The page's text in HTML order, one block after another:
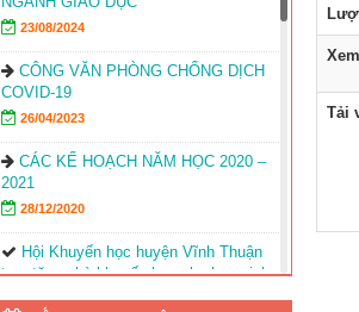
Tải
23/08/2024
CÔNG VĂN PHÒNG CHỐNG DỊCH
COVID-19
26/04/2023
CÁC KẾ HOẠCH NĂM HỌC 2020 –
2021
28/12/2020
Hội Khuyến học huyện Vĩnh Thuận
trao tặng nhà khuyến học cho học sinh